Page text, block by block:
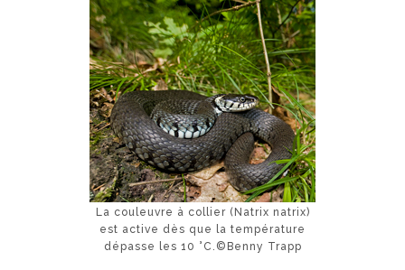
La couleuvre à collier (Natrix natrix)
est active dès que la température
dépasse les 10 °C.©Benny Trapp